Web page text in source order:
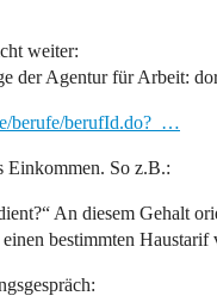
weiter:
der Agentur für Arbeit:
berufe/berufId.do?_…
Einkommen. So z.B.:
An diesem Gehalt
einen bestimmten